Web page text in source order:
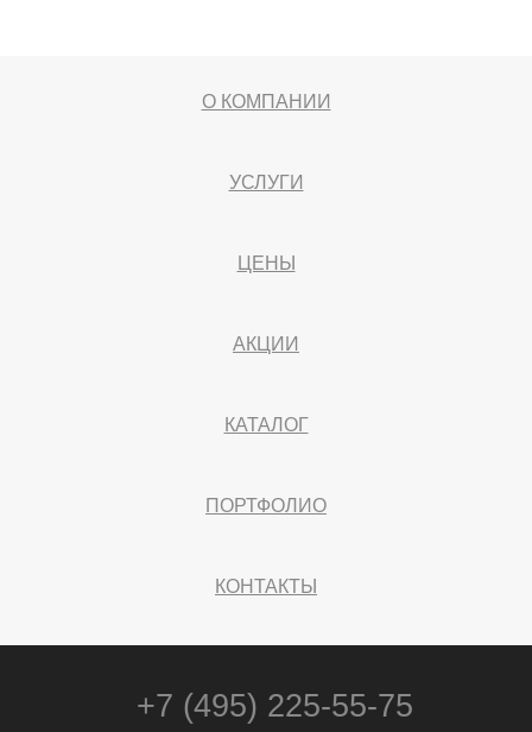
О КОМПАНИИ
УСЛУГИ
ЦЕНЫ
АКЦИИ
КАТАЛОГ
ПОРТФОЛИО
КОНТАКТЫ
+7 (495) 225-55-75